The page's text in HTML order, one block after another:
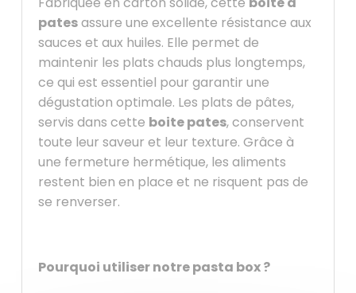
patesassure une excellente résistance aux
sauces et aux huiles. Elle permet de
maintenir les plats chauds plus longtemps,
ce qui est essentiel pour garantir une
dégustation optimale. Les plats de pâtes,
servis dans cette boite pates, conservent
toute leur saveur et leur texture. Grâce à
une fermeture hermétique, les aliments
restent bien en place et ne risquent pas de
se renverser.
Pourquoi utiliser notrepasta box?